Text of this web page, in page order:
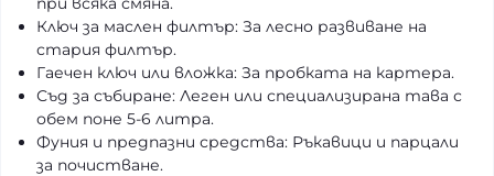
Ключ за маслен филтър: За лесно развиване на
стария филтър.
Гаечен ключ или вложка: За пробката на картера.
Съд за събиране: Леген или специализирана тава с
обем поне 5-6 литра.
Фуния и предпазни средства: Ръкавици и парцали
за почистване.